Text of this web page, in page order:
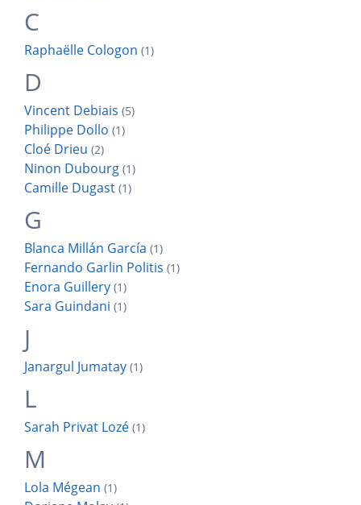
C
Raphaëlle Cologon (1)
D
Vincent Debiais (5)
Philippe Dollo (1)
Cloé Drieu (2)
Ninon Dubourg (1)
Camille Dugast (1)
G
Blanca Millán García (1)
Fernando Garlin Politis (1)
Enora Guillery (1)
Sara Guindani (1)
J
Janargul Jumatay (1)
L
Sarah Privat Lozé (1)
M
Lola Mégean (1)